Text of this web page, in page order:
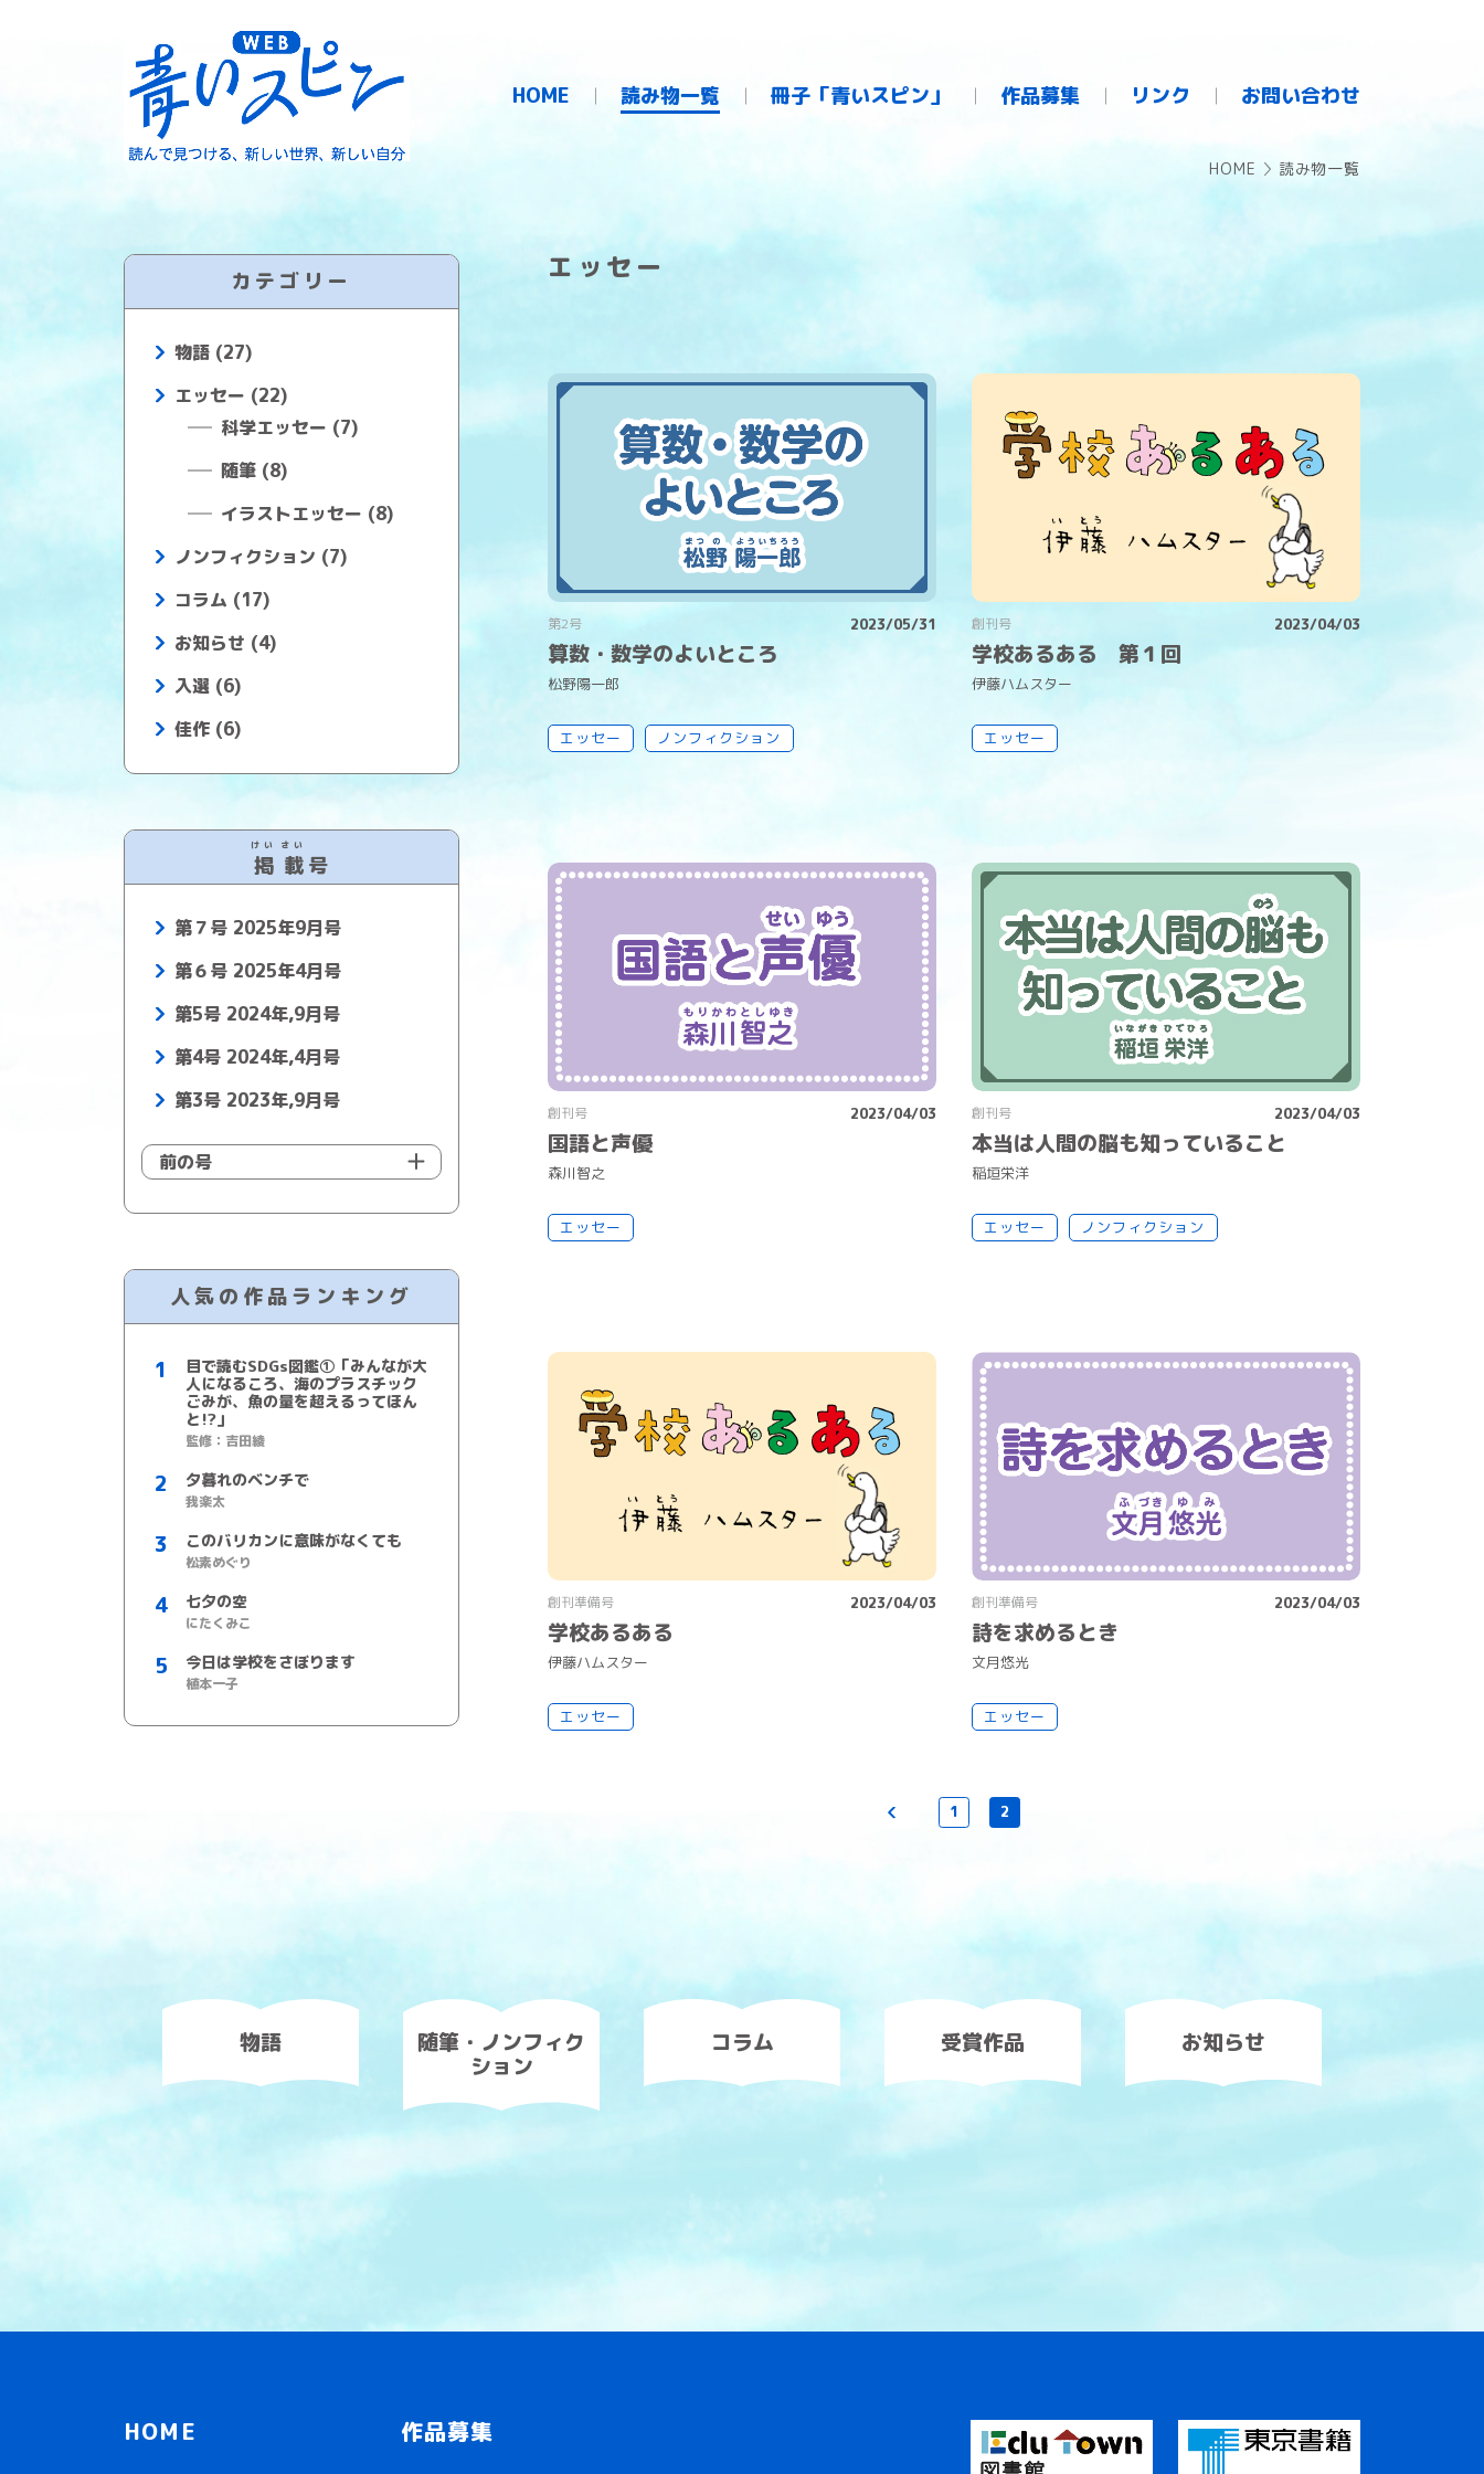
HOME 読み物一覧 冊子「青いスピン」 作品募集 リンク お問い合わせ
HOME 読み物一覧
エッセー
第2号 2023/05/31
算数・数学のよいところ
松野陽一郎
エッセー ノンフィクション
創刊号 2023/04/03
学校あるある 第１回
伊藤ハムスター
エッセー
創刊号 2023/04/03
国語と声優
森川智之
エッセー
創刊号 2023/04/03
本当は人間の脳も知っていること
稲垣栄洋
エッセー ノンフィクション
創刊準備号 2023/04/03
学校あるある
伊藤ハムスター
エッセー
創刊準備号 2023/04/03
詩を求めるとき
文月悠光
エッセー
1 2
カテゴリー
物語 (27)
エッセー (22)
科学エッセー (7)
随筆 (8)
イラストエッセー (8)
ノンフィクション (7)
コラム (17)
お知らせ (4)
入選 (6)
佳作 (6)
掲
けい
載
さい
号
第７号 2025年9月号
第６号 2025年4月号
第5号 2024年,9月号
第4号 2024年,4月号
第3号 2023年,9月号
前の号
人気の作品ランキング
目で読むSDGs図鑑①「みんなが大
人になるころ、海のプラスチック
ごみが、魚の量を超えるってほん
と!?」
監修：吉田綾
夕暮れのベンチで
我楽太
このバリカンに意味がなくても
松素めぐり
七夕の空
にたくみこ
今日は学校をさぼります
植本一子
物語
随筆・ノンフィク
ション
コラム 受賞作品 お知らせ
HOME
作品募集